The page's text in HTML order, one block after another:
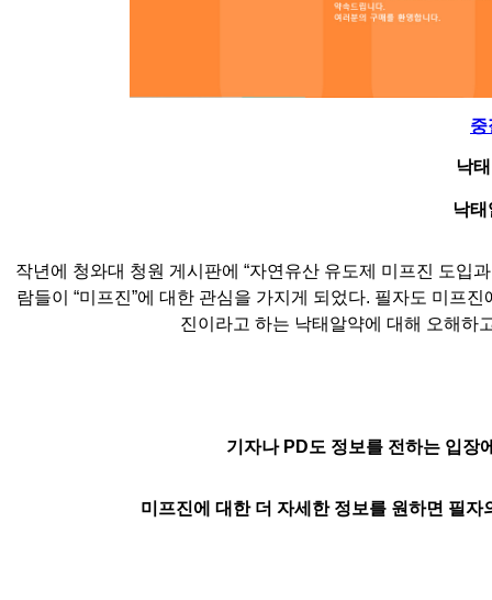
중
낙
낙태
작년에 청와대 청원 게시판에 “자연유산 유도제 미프진 도입
람들이 “미프진”에 대한 관심을 가지게 되었다. 필자도 미프진
진이라고 하는 낙태알약에 대해 오해하
기자나 PD도 정보를 전하는 입장
미프진에 대한 더 자세한 정보를 원하면 필